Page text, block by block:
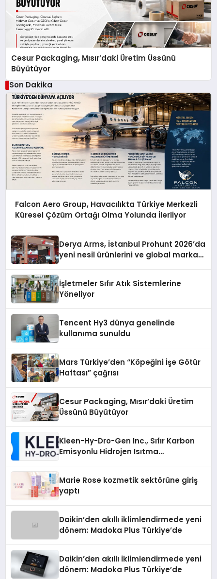
Cesur Packaging, Mısır’daki Üretim Üssünü
Büyütüyor
Son Dakika
Falcon Aero Group, Havacılıkta Türkiye Merkezli
Küresel Çözüm Ortağı Olma Yolunda İlerliyor
Derya Arms, İstanbul Prohunt 2026’da
yeni nesil ürünlerini ve global marka
İşletmeler Sıfır Atık Sistemlerine
Yöneliyor
Tencent Hy3 dünya genelinde
kullanıma sunuldu
Mars Türkiye’den “Köpeğini İşe Götür
Haftası” çağrısı
Cesur Packaging, Mısır’daki Üretim
Üssünü Büyütüyor
Kleen-Hy-Dro-Gen Inc., Sıfır Karbon
Emisyonlu Hidrojen Isıtma
Marie Rose kozmetik sektörüne giriş
yaptı
Daikin’den akıllı iklimlendirmede yeni
dönem: Madoka Plus Türkiye’de
Daikin’den akıllı iklimlendirmede yeni
dönem: Madoka Plus Türkiye’de